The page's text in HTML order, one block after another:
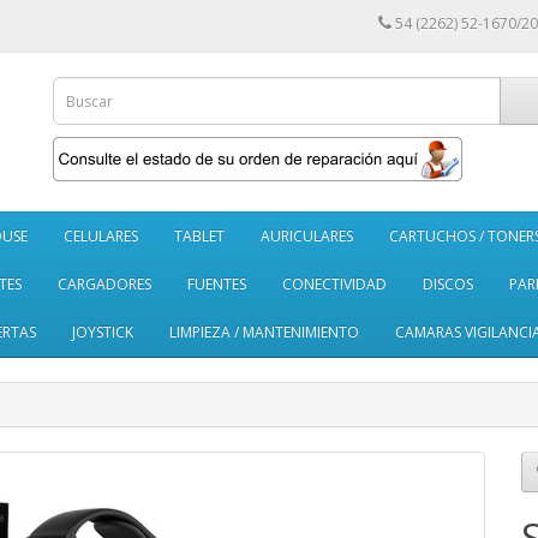
54 (2262) 52-1670/20
CELULARES TABLET AURICULARES CARTUCHOS /
CARGADORES FUENTES CONECTIVIDAD DISCOS
JOYSTICK LIMPIEZA / MANTENIMIENTO CAMARAS